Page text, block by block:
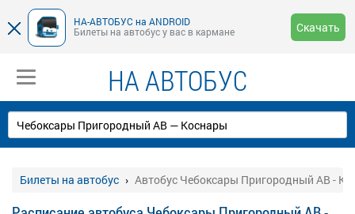
НА-АВТОБУС на ANDROID
Билеты на автобус у вас в кармане
Скачать
НА АВТОБУС
Билеты на автобус Автобус Чебоксары Пригородный АВ -